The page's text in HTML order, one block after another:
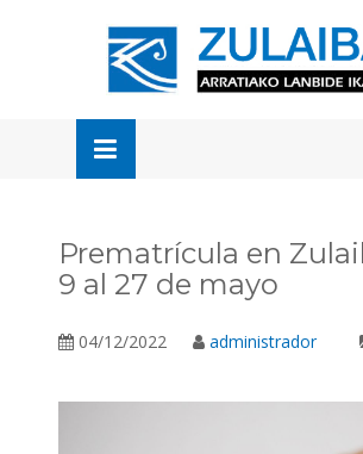
Prematrícula en
9 al 27 de mayo
04/12/2022 administrador